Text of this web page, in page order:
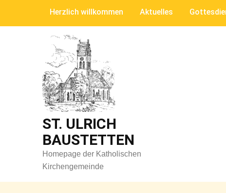
Herzlich willkommen Aktuelles
ST. ULRICH
BAUSTETTEN
Homepage der Katholischen
Kirchengemeinde